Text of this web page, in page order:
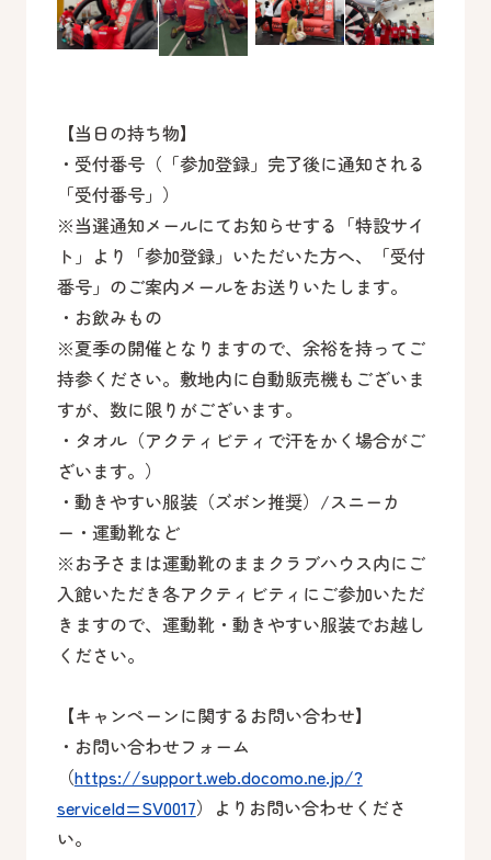
【当日の持ち物】
・受付番号（「参加登録」完了後に通知される
「受付番号」）
※当選通知メールにてお知らせする「特設サイ
ト」より「参加登録」いただいた方へ、「受付
番号」のご案内メールをお送りいたします。
・お飲みもの
※夏季の開催となりますので、余裕を持ってご
持参ください。敷地内に自動販売機もございま
すが、数に限りがございます。
・タオル（アクティビティで汗をかく場合がご
ざいます。）
・動きやすい服装（ズボン推奨）/スニーカ
ー・運動靴など
※お子さまは運動靴のままクラブハウス内にご
入館いただき各アクティビティにご参加いただ
きますので、運動靴・動きやすい服装でお越し
ください。
【キャンペーンに関するお問い合わせ】
・お問い合わせフォーム
（https://support.web.docomo.ne.jp/?
serviceId=SV0017）よりお問い合わせくださ
い。